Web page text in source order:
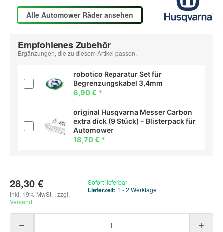
Alle Automower Räder ansehen
Empfohlenes Zubehör
Ergänzungen, die zu diesem Artikel passen.
robotico Reparatur Set für
Begrenzungskabel 3,4mm
6,90 € *
original Husqvarna Messer Carbon
extra dick (9 Stück) - Blisterpack für
Automower
18,70 € *
28,30 €
inkl. 19% MwSt. , zzgl.
Versand
Sofort lieferbar
Lieferzeit: 1 - 2 Werktage